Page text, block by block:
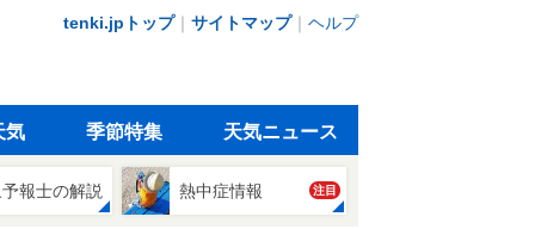
tenki.jpトップ｜ サイトマップ｜ ヘルプ
気 季節特集 天気ニュース
報士の解説 熱中症情報 注目